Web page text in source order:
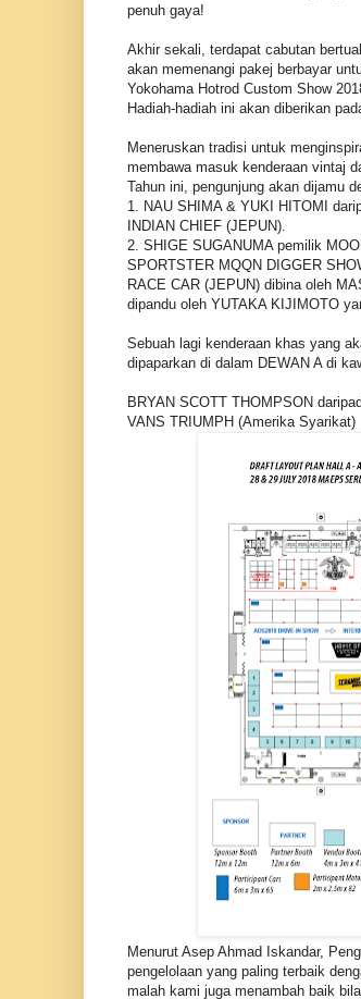
penuh gaya!
Akhir sekali, terdapat cabutan
akan memenangi pakej berbayar
Yokohama Hotrod Custom Show
Hadiah-hadiah ini akan diberikan
Meneruskan tradisi untuk
membawa masuk kenderaan vintaj
Tahun ini, pengunjung akan dijamu
1. NAU SHIMA & YUKI HITOMI
INDIAN CHIEF (JEPUN).
2. SHIGE SUGANUMA pemilik
SPORTSTER MQQN DIGGER
RACE CAR (JEPUN) dibina oleh
dipandu oleh YUTAKA KIJIMOTO
Sebuah lagi kenderaan khas yang
dipaparkan di dalam DEWAN A di
BRYAN SCOTT THOMPSON
VANS TRIUMPH (Amerika Syarikat)
Menurut Asep Ahmad Iskandar,
pengelolaan yang paling terbaik
malah kami juga menambah baik